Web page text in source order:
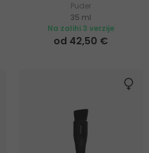
Puder
35 ml
Na zalihi 3 verzije
od 42,50 €